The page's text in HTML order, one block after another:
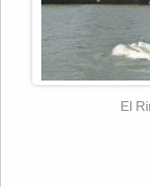
El